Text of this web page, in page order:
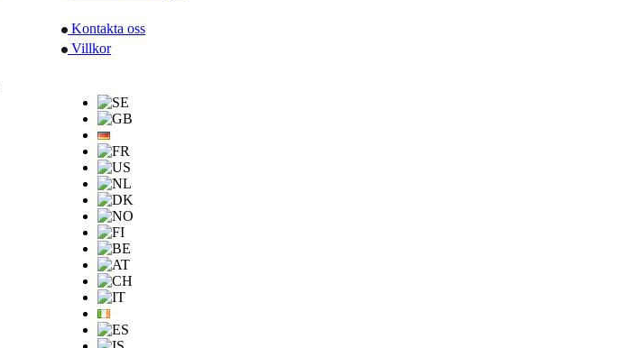
Kontakta oss
Villkor